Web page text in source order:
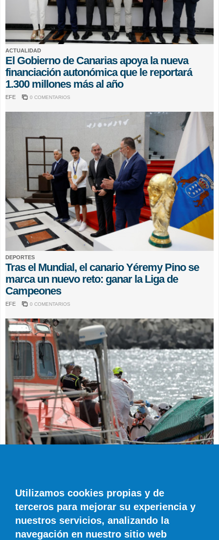
ACTUALIDAD
El Gobierno de Canarias apoya la nueva
financiación autonómica que le reportará
1.300 millones más al año
EFE 0 COMENTARIOS
DEPORTES
Tras el Mundial, el canario Yéremy Pino se
marca un nuevo reto: ganar la Liga de
Campeones
EFE 0 COMENTARIOS
Hierro
EFE 0 COMENTARIOS
Utilizamos cookies propias y de
terceros para mejorar su experiencia y
nuestros servicios, analizando la
navegación en nuestro sitio web